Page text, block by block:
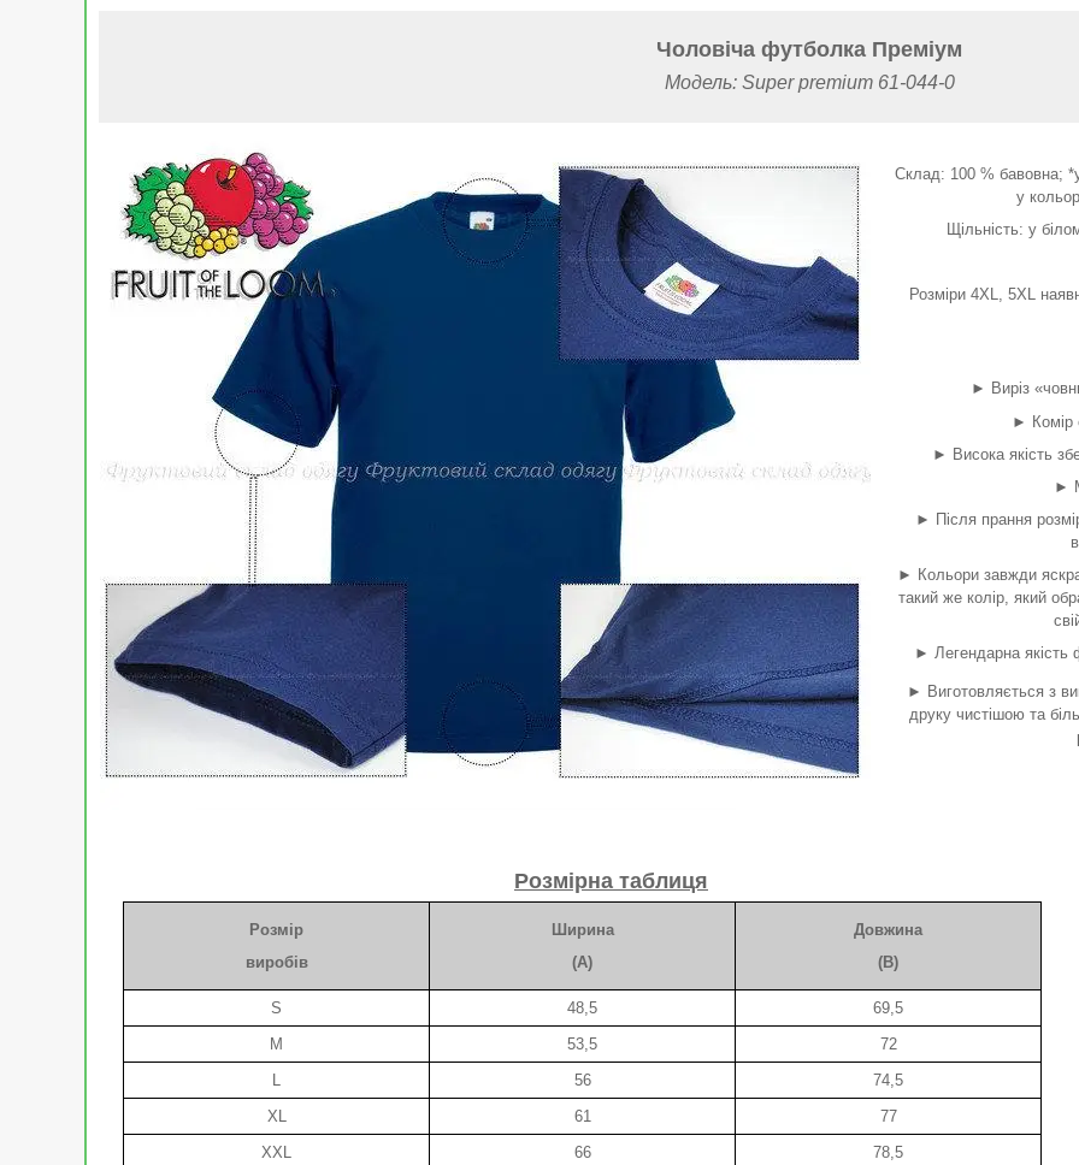
Чоловіча футболка Преміум
Модель: Super premium 61-044-0
Склад: 100 % бавовна;
у
Щільність: у
Розміри 4XL, 5XL
► Виріз
► Комір
► Висока якість
►
► Після прання
► Кольори завжди
такий же колір, який
► Легендарна якість
► Виготовляється з
друку чистішою та
Розмірна таблиця
Розмір
виробів
Ширина
(A)
Довжина
(B)
S 48,5
69,5
M
53,5
72
56
74,5
XL
61
77
XXL
66
78,5